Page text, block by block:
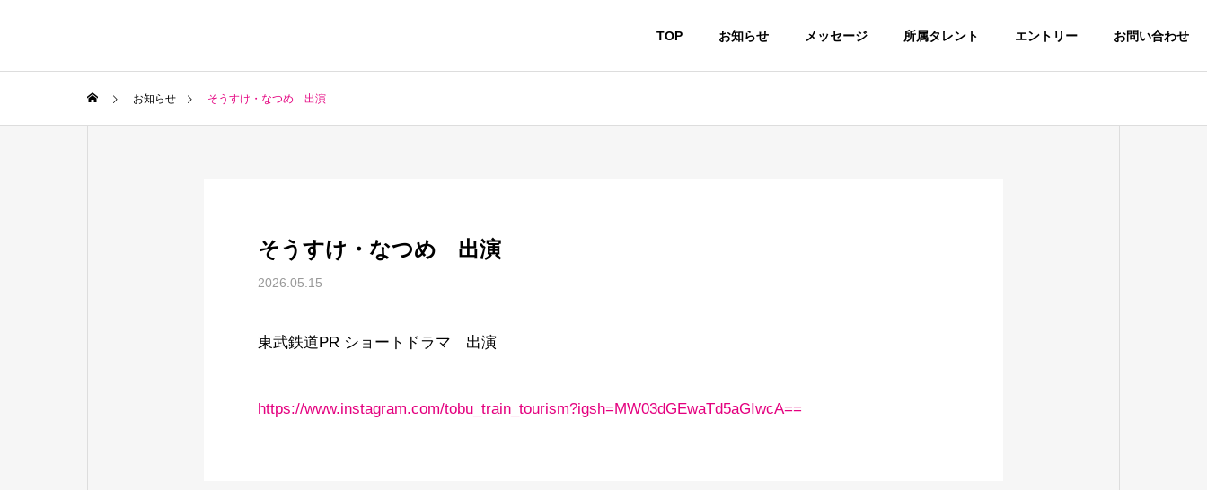
TOP お知らせ メッセージ 所属タレント エントリー お問い合わせ
お知らせ そうすけ・なつめ 出演
そうすけ・なつめ 出演
2026.05.15
東武鉄道PR ショートドラマ 出演
https://www.instagram.com/tobu_train_tourism?igsh=MW03dGEwaTd5aGIwcA==